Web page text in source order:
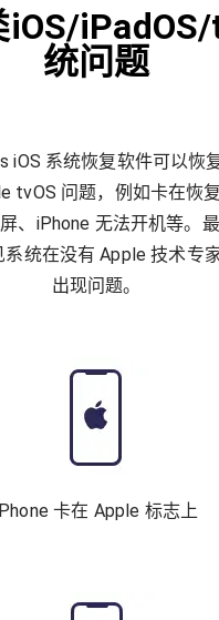
统问题
iOS 系统恢复软件可以恢
tvOS 问题，例如卡在恢
、iPhone 无法开机等。
统在没有 Apple 技术专
出现问题。
卡在 Apple 标志上